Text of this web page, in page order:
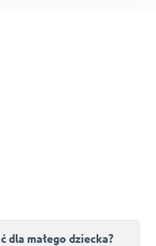
dla małego dziecka?